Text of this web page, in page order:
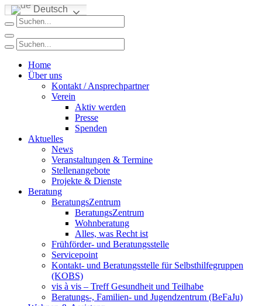
Deutsch
Home
Über uns
Kontakt / Ansprechpartner
Verein
Aktiv werden
Presse
Spenden
Aktuelles
News
Veranstaltungen & Termine
Stellenangebote
Projekte & Dienste
Beratung
BeratungsZentrum
BeratungsZentrum
Wohnberatung
Alles, was Recht ist
Frühförder- und Beratungsstelle
Servicepoint
Kontakt- und Beratungsstelle für Selbsthilfegruppen
(KOBS)
vis à vis – Treff Gesundheit und Teilhabe
Beratungs-, Familien- und Jugendzentrum (BeFaJu)